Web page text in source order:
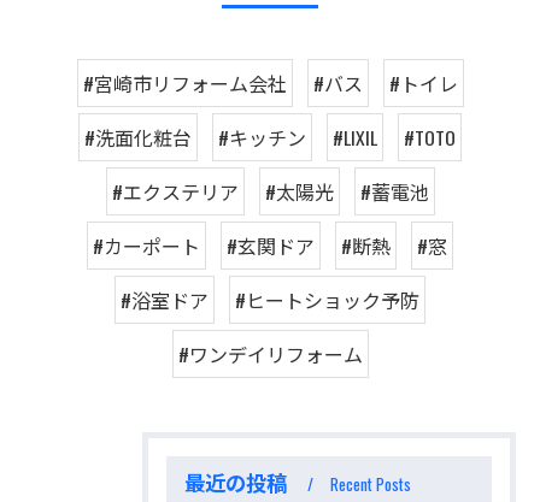
#宮崎市リフォーム会社 #バス
#トイレ
#洗面化粧台
#キッチン #LIXIL
#TOTO
#エクステリア
#太陽光
#蓄電池
#カーポート
#玄関ドア #断熱
#窓
#浴室ドア
#ヒートショック予防
#ワンデイリフォーム
最近の投稿 Recent Posts